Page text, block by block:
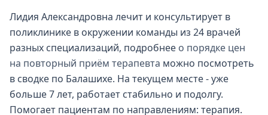
Лидия Александровна лечит и консультирует в
поликлинике в окружении команды из 24 врачей
разных специализаций, подробнее о порядке цен
на повторный приём терапевта можно посмотреть
в сводке по Балашихе. На текущем месте - уже
больше 7 лет, работает стабильно и подолгу.
Помогает пациентам по направлениям: терапия.